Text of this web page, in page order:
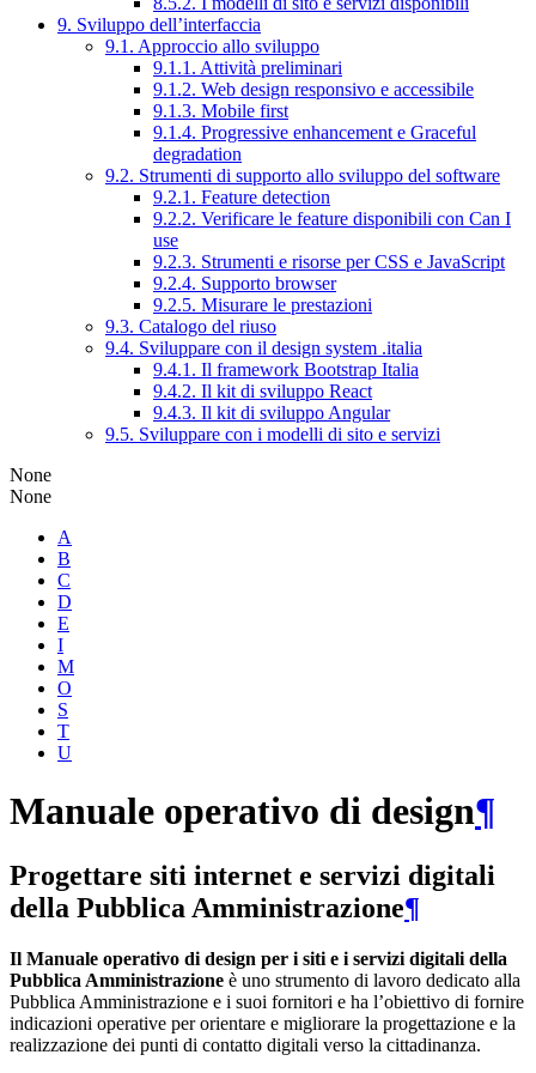
9. Sviluppo dell’interfaccia
9.1. Approccio allo sviluppo
9.1.1. Attività preliminari
9.1.2. Web design responsivo e accessibile
9.1.3. Mobile first
9.1.4. Progressive enhancement e Graceful
degradation
9.2. Strumenti di supporto allo sviluppo del software
9.2.1. Feature detection
9.2.2. Verificare le feature disponibili con Can I
use
9.2.3. Strumenti e risorse per CSS e JavaScript
9.2.4. Supporto browser
9.2.5. Misurare le prestazioni
9.3. Catalogo del riuso
9.4. Sviluppare con il design system .italia
9.4.1. Il framework Bootstrap Italia
9.4.2. Il kit di sviluppo React
9.4.3. Il kit di sviluppo Angular
9.5. Sviluppare con i modelli di sito e servizi
None
None
A
B
C
D
E
I
M
O
S
T
U
Manuale operativo di design¶
Progettare siti internet e servizi digitali
della Pubblica Amministrazione¶
Il Manuale operativo di design per i siti e i servizi digitali della
Pubblica Amministrazione è uno strumento di lavoro dedicato alla
Pubblica Amministrazione e i suoi fornitori e ha l’obiettivo di fornire
indicazioni operative per orientare e migliorare la progettazione e la
realizzazione dei punti di contatto digitali verso la cittadinanza.